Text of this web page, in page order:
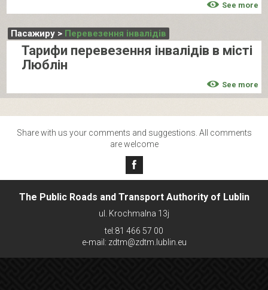
See more
Пасажиру > Перевезення інвалідів
Тарифи перевезення інвалідів в місті
Люблін
See more
Share with us your comments and suggestions. All comments
are welcome
The Public Roads and Transport Authority of Lublin
ul. Krochmalna 13j
tel:81 466 57 00
e-mail: zdtm@zdtm.lublin.eu